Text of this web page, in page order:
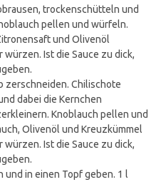
trockenschütteln und
pellen und würfeln.
und Olivenöl
Ist die Sauce zu dick,
zerschneiden. Chilischote
dabei die Kernchen
Knoblauch pellen und
Olivenöl und Kreuzkümmel
Ist die Sauce zu dick,
in einen Topf geben. 1 l